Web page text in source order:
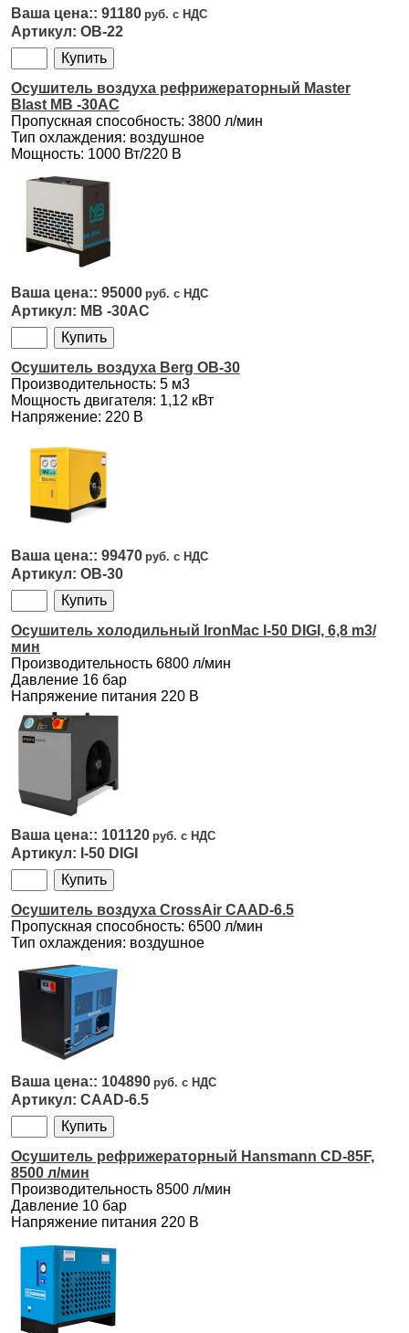
91180
OB-22
Осушитель воздуха рефрижераторный Master
Blast MB -30AC
Пропускная способность: 3800 л/мин
Тип охлаждения: воздушное
Мощность: 1000 Вт/220 В
95000
MB -30AC
Осушитель воздуха Berg OB-30
Производительность: 5 м3
Мощность двигателя: 1,12 кВт
Напряжение: 220 В
99470
OB-30
Осушитель холодильный IronMac I-50 DIGI, 6,8 m3/
мин
Производительность 6800 л/мин
Давление 16 бар
Напряжение питания 220 В
101120
I-50 DIGI
Осушитель воздуха CrossAir CAAD-6.5
Пропускная способность: 6500 л/мин
Тип охлаждения: воздушное
104890
CAAD-6.5
Осушитель рефрижераторный Hansmann CD-85F,
8500 л/мин
Производительность 8500 л/мин
Давление 10 бар
Напряжение питания 220 В